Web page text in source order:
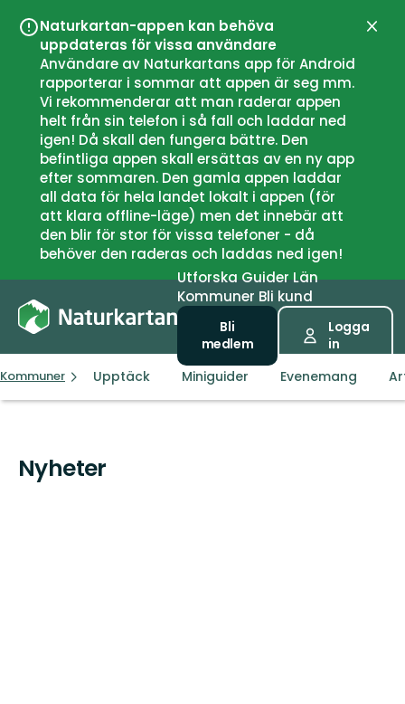
Naturkartan-appen kan behöva
uppdateras för vissa användare
Användare av Naturkartans app för Android
rapporterar i sommar att appen är seg mm.
Vi rekommenderar att man raderar appen
helt från sin telefon i så fall och laddar ned
igen! Då skall den fungera bättre. Den
befintliga appen skall ersättas av en ny app
efter sommaren. Den gamla appen laddar
all data för hela landet lokalt i appen (för
att klara offline-läge) men det innebär att
den blir för stor för vissa telefoner - då
behöver den raderas och laddas ned igen!
UtforskaGuiderLän
Kommuner Bli kund
Bli
medlem
Logga
in
Kommuner Berg
Upptäck Miniguider Evenemang
Nyheter